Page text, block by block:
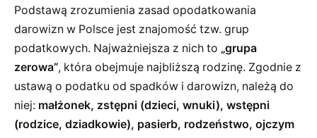
Podstawą zrozumienia zasad opodatkowania
darowizn w Polsce jest znajomość tzw. grup
podatkowych. Najważniejsza z nich to „grupa
zerowa”, która obejmuje najbliższą rodzinę. Zgodnie z
ustawą o podatku od spadków i darowizn, należą do
niej: małżonek, zstępni (dzieci, wnuki), wstępni
(rodzice, dziadkowie), pasierb, rodzeństwo, ojczym